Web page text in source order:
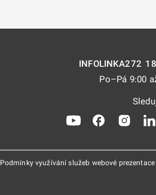
INFOLINKA272
Po–Pá 9:00
Odkaz se otevře
Odkaz se
Podmínky využívání služeb webové prezentace